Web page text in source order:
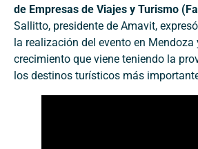
de Empresas de Viajes y Turismo
Sallitto, presidente de Amavit,
la realización del evento en Mendoza
crecimiento que viene teniendo la
los destinos turísticos más